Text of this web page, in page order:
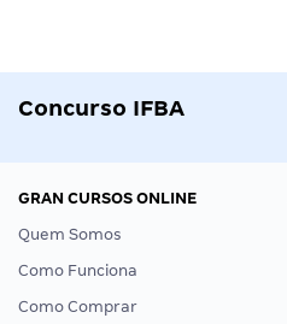
Concurso IFBA
GRAN CURSOS ONLINE
Quem Somos
Como Funciona
Como Comprar